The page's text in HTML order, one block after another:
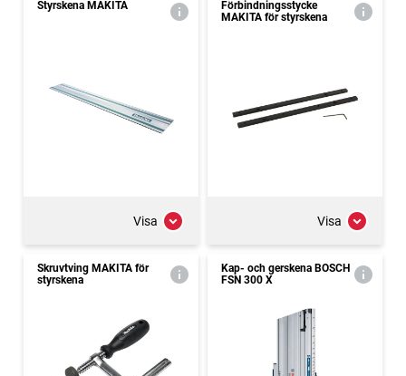
Styrskena MAKITA
Visa
Förbindningsstycke
MAKITA för styrskena
Visa
Skruvtving MAKITA för
styrskena
Kap- och gerskena BOSCH
FSN 300 X